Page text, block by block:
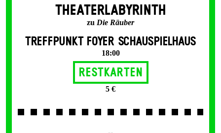
THEATERLABYRINTH
zu Die Räuber
TREFFPUNKT FOYER SCHAUSPIELHAUS
18:00
Restkarten
5 €